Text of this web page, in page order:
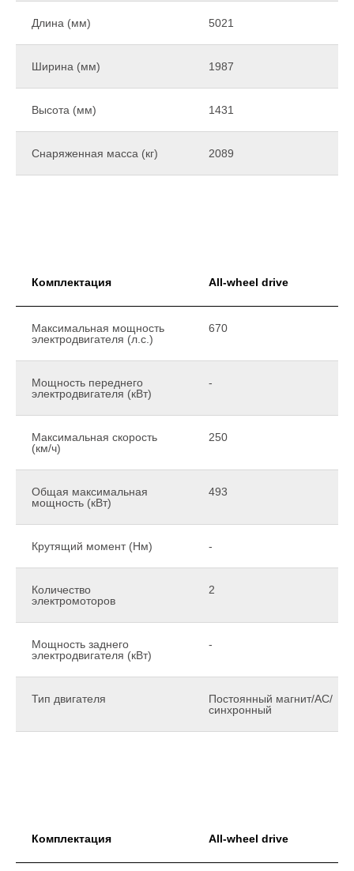
Длина (мм) 5021
Ширина (мм) 1987
Высота (мм) 1431
Снаряженная масса (кг) 2089
Комплектация All-wheel drive
Максимальная мощность
электродвигателя (л.с.)
670
Мощность переднего
электродвигателя (кВт)
-
Максимальная скорость
(км/ч)
250
Общая максимальная
мощность (кВт)
493
Крутящий момент (Нм) -
Количество
электромоторов
2
Мощность заднего
электродвигателя (кВт)
-
Тип двигателя
Постоянный магнит/AC/
синхронный
Комплектация All-wheel drive